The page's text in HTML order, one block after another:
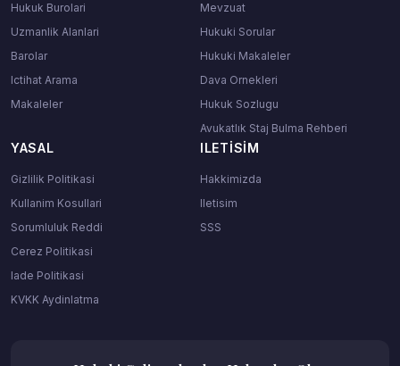
Hukuk Burolari
Uzmanlik Alanlari
Barolar
Ictihat Arama
Makaleler
Mevzuat
Hukuki Sorular
Hukuki Makaleler
Dava Ornekleri
Hukuk Sozlugu
Avukatlık Staj Bulma Rehberi
YASAL
Gizlilik Politikasi
Kullanim Kosullari
Sorumluluk Reddi
Cerez Politikasi
Iade Politikasi
KVKK Aydinlatma
ILETISIM
Hakkimizda
Iletisim
SSS